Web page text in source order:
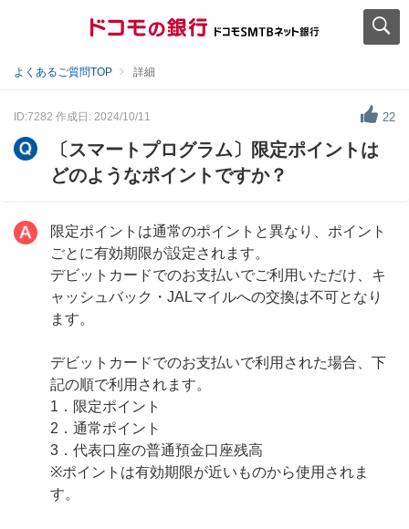
よくあるご質問TOP 詳細
ID:7282 作成日: 2024/10/11 22
〔スマートプログラム〕限定ポイントは
どのようなポイントですか？
限定ポイントは通常のポイントと異なり、ポイント
ごとに有効期限が設定されます。
デビットカードでのお支払いでご利用いただけ、キ
ャッシュバック・JALマイルへの交換は不可となり
ます。
デビットカードでのお支払いで利用された場合、下
記の順で利用されます。
1．限定ポイント
2．通常ポイント
3．代表口座の普通預金口座残高
※ポイントは有効期限が近いものから使用されま
す。